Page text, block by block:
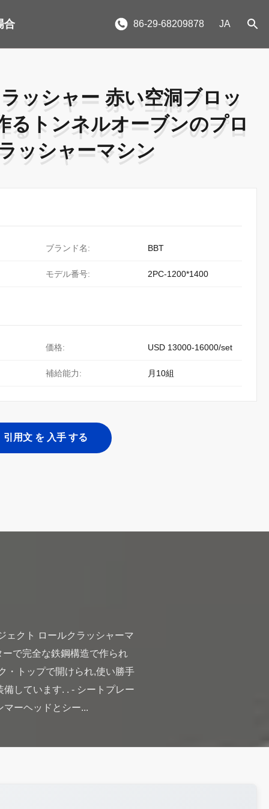
合 86-29-68209878 JA
ッシャー 赤い空洞ブロッ
るトンネルオーブンのプロ
ッシャーマシン
ッシャー 赤い空洞ブロッ
るトンネルオーブンのプロ
ッシャーマシン
ブランド名: BBT
モデル番号: 2PC-1200*1400
価格: USD 13000-16000/set
補給能力: 月10組
引用文 を 入手 する
ェクト ロールクラッシャーマ
で完全な鉄鋼構造で作られ
・トップで開けられ,使い勝手
しています. . - シートプレー